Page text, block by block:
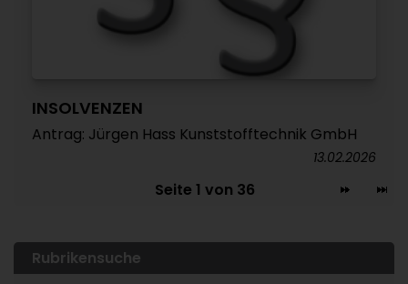
INSOLVENZEN
Antrag: Jürgen Hass Kunststofftechnik GmbH
13.02.2026
Seite 1 von 36
Rubrikensuche